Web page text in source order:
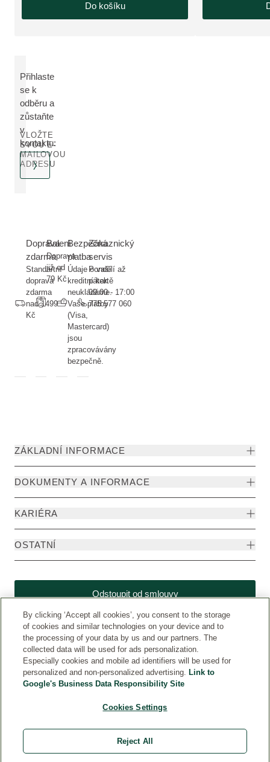
Do košíku
Přihlaste
se k
odběru a
zůstaňte
v
kontaktu:
VLOŽTE
SVOU E-
MAILOVOU
ADRESU
Doprava
zdarma
Standartní
doprava
zdarma
nad 1499
Kč
Balení
Doprava
již od
79 Kč
Bezpečná
platba
Údaje o vaší
kreditní kartě
neukládáme.
Vaše platby
(Visa,
Mastercard)
jsou
zpracovávány
bezpečně.
Zákaznický
servis
Pondělí až
pátek
09:00 - 17:00
775 577 060
ZÁKLADNÍ INFORMACE
DOKUMENTY A INFORMACE
KARIÉRA
OSTATNÍ
Odstoupit od smlouvy
Weleda CZ © Weleda 2026
By clicking ‘Accept all cookies’, you consent to the storage
of cookies and similar technologies on your device and to
the processing of your data by us and our partners. The
collected data will be used for ads personalization.
Especially cookies and mobile ad identifiers will be used for
personalized and non-personalized advertising. Link to
Google's Business Data Responsibility Site
Cookies Settings
Reject All